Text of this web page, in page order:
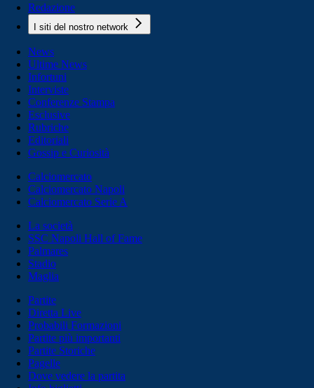
Redazione
I siti del nostro network
News
Ultime News
Infortuni
Interviste
Conferenze Stampa
Esclusive
Rubriche
Editoriali
Gossip e Curiosità
Calciomercato
Calciomercato Napoli
Calciomercato Serie A
La società
SSC Napoli Hall of Fame
Palmares
Stadio
Maglia
Partite
Diretta Live
Probabili Formazioni
Partite più importanti
Partite Storiche
Pagelle
Dove vedere la partita